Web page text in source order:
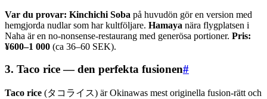
Var du provar: Kinchichi Soba på huvudön gör en version med
hemgjorda nudlar som har kultföljare. Hamaya nära flygplatsen i
Naha är en no-nonsense-restaurang med generösa portioner. Pris:
¥600–1 000 (ca 36–60 SEK).
3. Taco rice — den perfekta fusionen#
Taco rice (タコライス) är Okinawas mest originella fusion-rätt och